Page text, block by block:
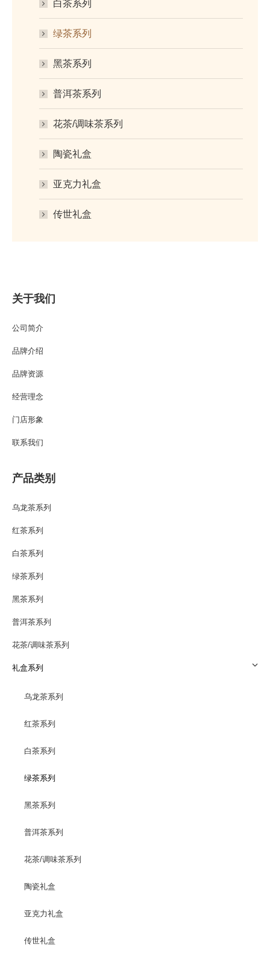
白茶系列
绿茶系列
黑茶系列
普洱茶系列
花茶/调味茶系列
陶瓷礼盒
亚克力礼盒
传世礼盒
关于我们
公司简介
品牌介绍
品牌资源
经营理念
门店形象
联系我们
产品类别
乌龙茶系列
红茶系列
白茶系列
绿茶系列
黑茶系列
普洱茶系列
花茶/调味茶系列
礼盒系列
乌龙茶系列
红茶系列
白茶系列
绿茶系列
黑茶系列
普洱茶系列
花茶/调味茶系列
陶瓷礼盒
亚克力礼盒
传世礼盒